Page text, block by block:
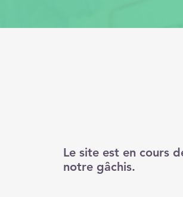
Le site est en cours
notre gâchis.